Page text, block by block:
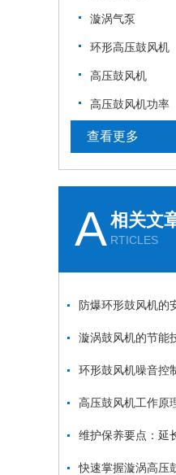
漩涡气泵
环形高压鼓风机
高压鼓风机
高压鼓风机功率
查看更多
A相关文
RTICLES
防爆环形鼓风机的
漩涡鼓风机的节能
环形鼓风机噪音控
高压鼓风机工作原
快速掌握漩涡高压